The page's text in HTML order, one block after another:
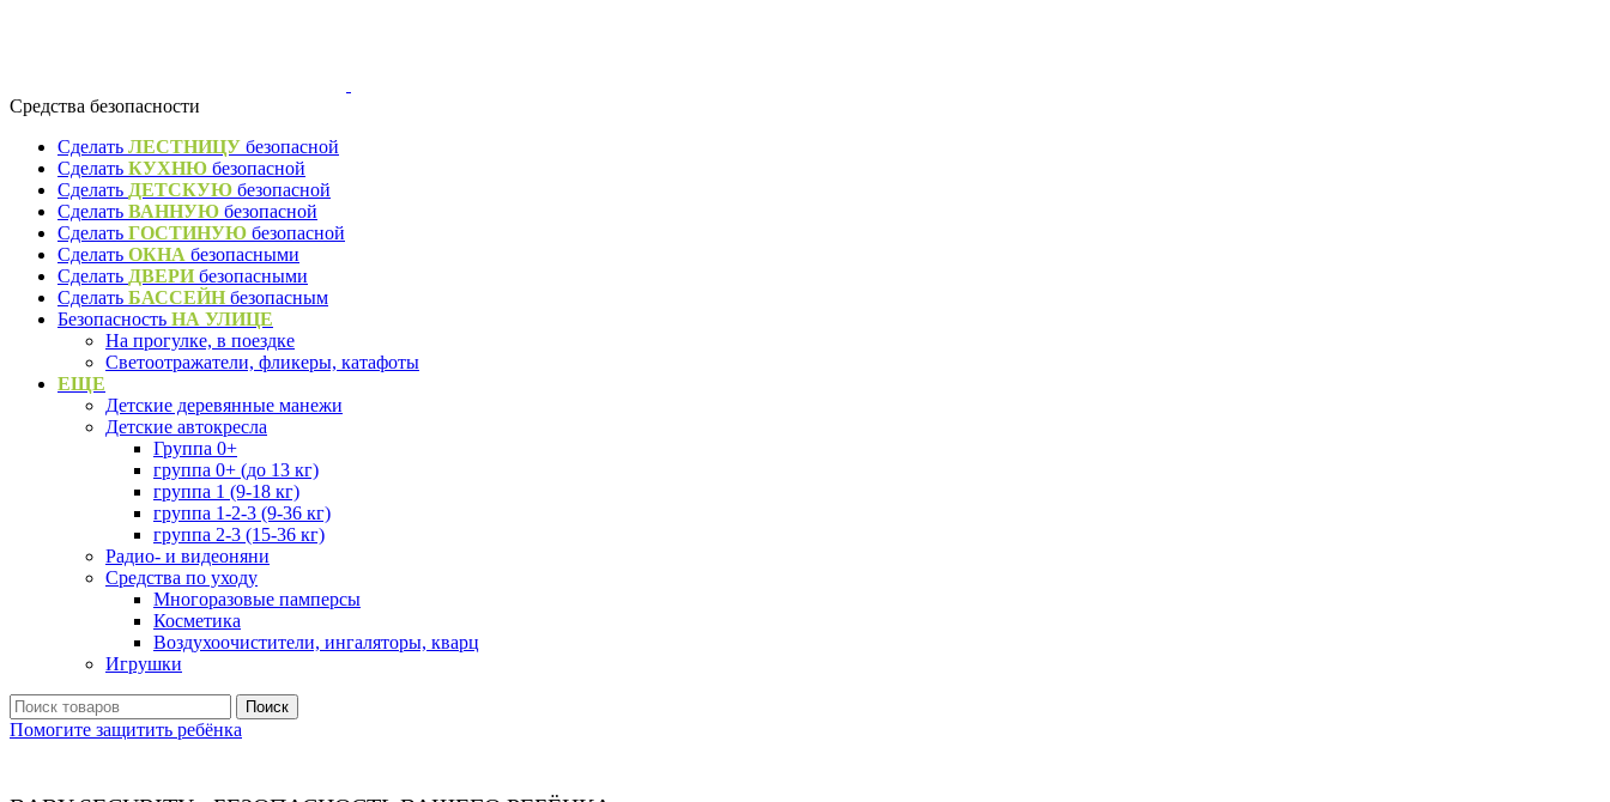
Средства безопасности
Сделать ЛЕСТНИЦУ безопасной
Сделать КУХНЮ безопасной
Сделать ДЕТСКУЮ безопасной
Сделать ВАННУЮ безопасной
Сделать ГОСТИНУЮ безопасной
Сделать ОКНА безопасными
Сделать ДВЕРИ безопасными
Сделать БАССЕЙН безопасным
Безопасность НА УЛИЦЕ
На прогулке, в поездке
Светоотражатели, фликеры, катафоты
ЕЩЕ
Детские деревянные манежи
Детские автокресла
Группа 0+
группа 0+ (до 13 кг)
группа 1 (9-18 кг)
группа 1-2-3 (9-36 кг)
группа 2-3 (15-36 кг)
Радио- и видеоняни
Средства по уходу
Многоразовые памперсы
Косметика
Воздухоочистители, ингаляторы, кварц
Игрушки
Поиск
Помогите защитить ребёнка